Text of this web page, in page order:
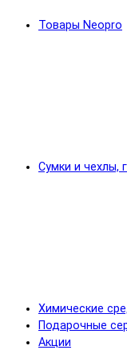
Товары Neopro
Сумки и чехлы,
Химические
Подарочные
Акции